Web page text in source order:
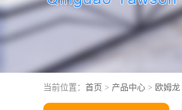
当前位置： 首页 > 产品中心 > 欧姆龙